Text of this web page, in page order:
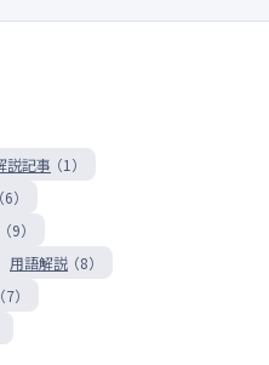
説記事 （1）
（6）
（9）
用語解説 （8）
（7）